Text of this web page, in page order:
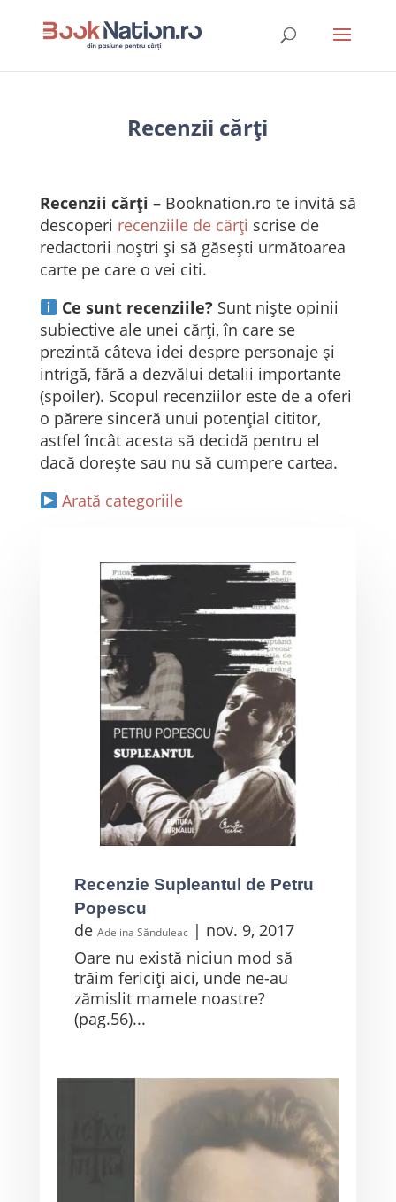
Recenzii cărți
Recenzii cărți – Booknation.ro te invită să
descoperi recenziile de cărți scrise de
redactorii noștri și să găsești următoarea
carte pe care o vei citi.
Ce sunt recenziile? Sunt niște opinii
subiective ale unei cărți, în care se
prezintă câteva idei despre personaje și
intrigă, fără a dezvălui detalii importante
(spoiler). Scopul recenziilor este de a oferi
o părere sinceră unui potențial cititor,
astfel încât acesta să decidă pentru el
dacă dorește sau nu să cumpere cartea.
Arată categoriile
Recenzie Supleantul de Petru
Popescu
de Adelina Sănduleac| nov. 9, 2017
Oare nu există niciun mod să
trăim fericiți aici, unde ne-au
zămislit mamele noastre?
(pag.56)...